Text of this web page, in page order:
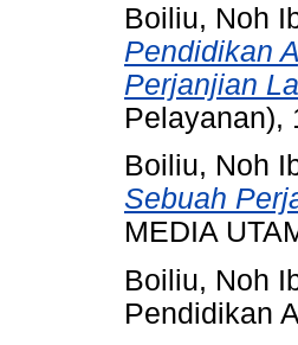
Boiliu, Noh
Pendidikan
Perjanjian
Pelayanan),
Boiliu, Noh
Sebuah
MEDIA
Boiliu, Noh
Pendidikan